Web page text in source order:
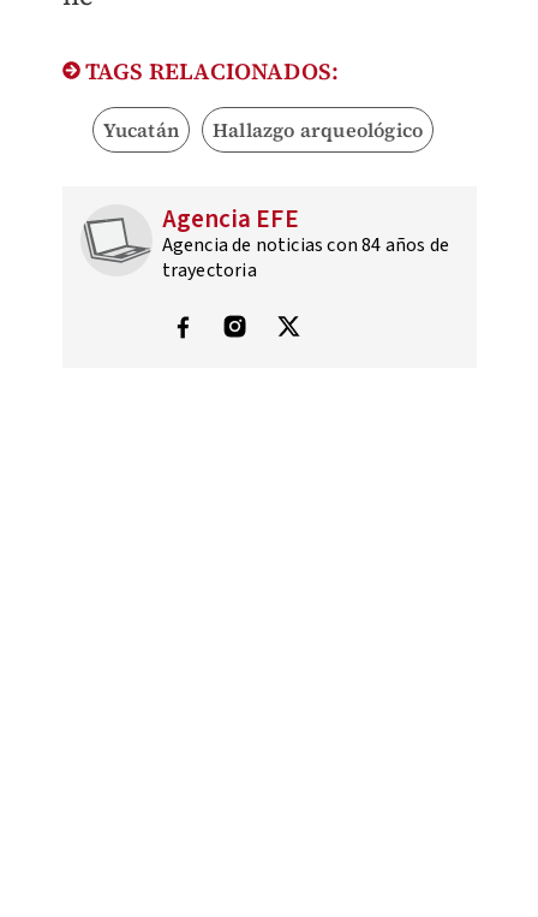
TAGS RELACIONADOS:
Yucatán Hallazgo arqueológico
Agencia EFE
Agencia de noticias con 84 años de
trayectoria